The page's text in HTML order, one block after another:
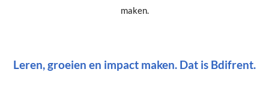
maken.
Leren, groeien en impact maken. Dat is Bdifrent.